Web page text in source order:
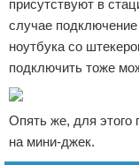
присутствуют в
случае
ноутбука со
подключить тоже
Опять же, для этого
на мини-джек.